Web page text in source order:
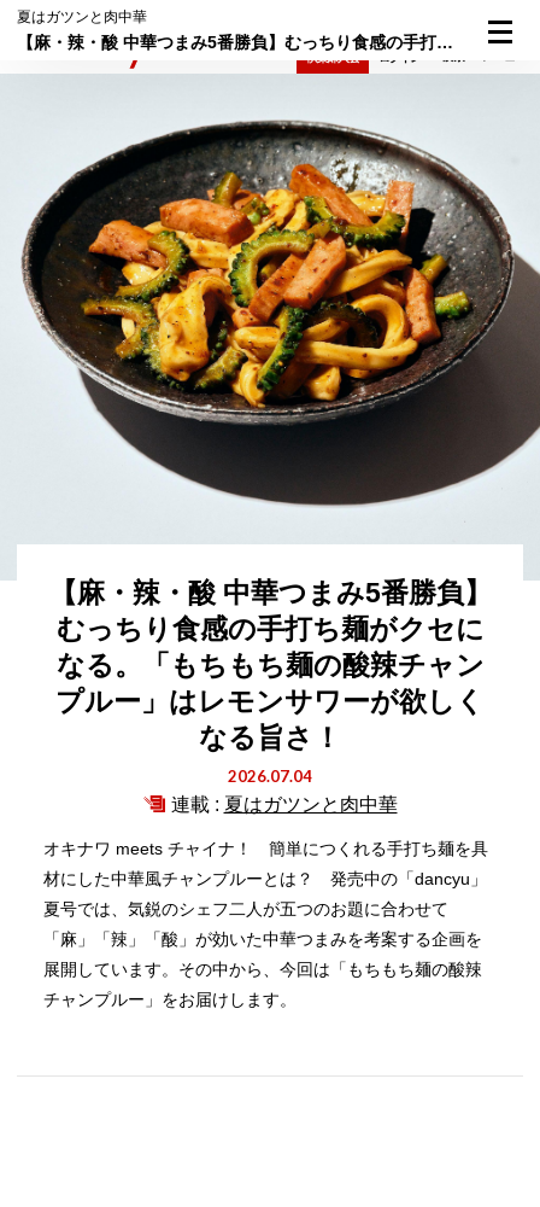
夏はガツンと肉中華
【麻・辣・酸 中華つまみ5番勝負】むっちり食感の手打ち麺がクセになる。「もちもち麺の酸辣チャンプルー」はレモンサワーが欲しくなる旨さ！
【麻・辣・酸 中華つまみ5番勝負】
むっちり食感の手打ち麺がクセに
なる。「もちもち麺の酸辣チャン
プルー」はレモンサワーが欲しく
なる旨さ！
2026.07.04
連載 : 夏はガツンと肉中華
オキナワ meets チャイナ！ 簡単につくれる手打ち麺を具
材にした中華風チャンプルーとは？ 発売中の「dancyu」
夏号では、気鋭のシェフ二人が五つのお題に合わせて
「麻」「辣」「酸」が効いた中華つまみを考案する企画を
展開しています。その中から、今回は「もちもち麺の酸辣
チャンプルー」をお届けします。